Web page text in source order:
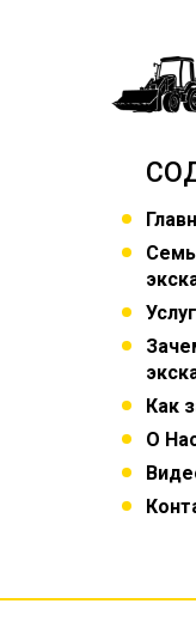
Семь
Как
О